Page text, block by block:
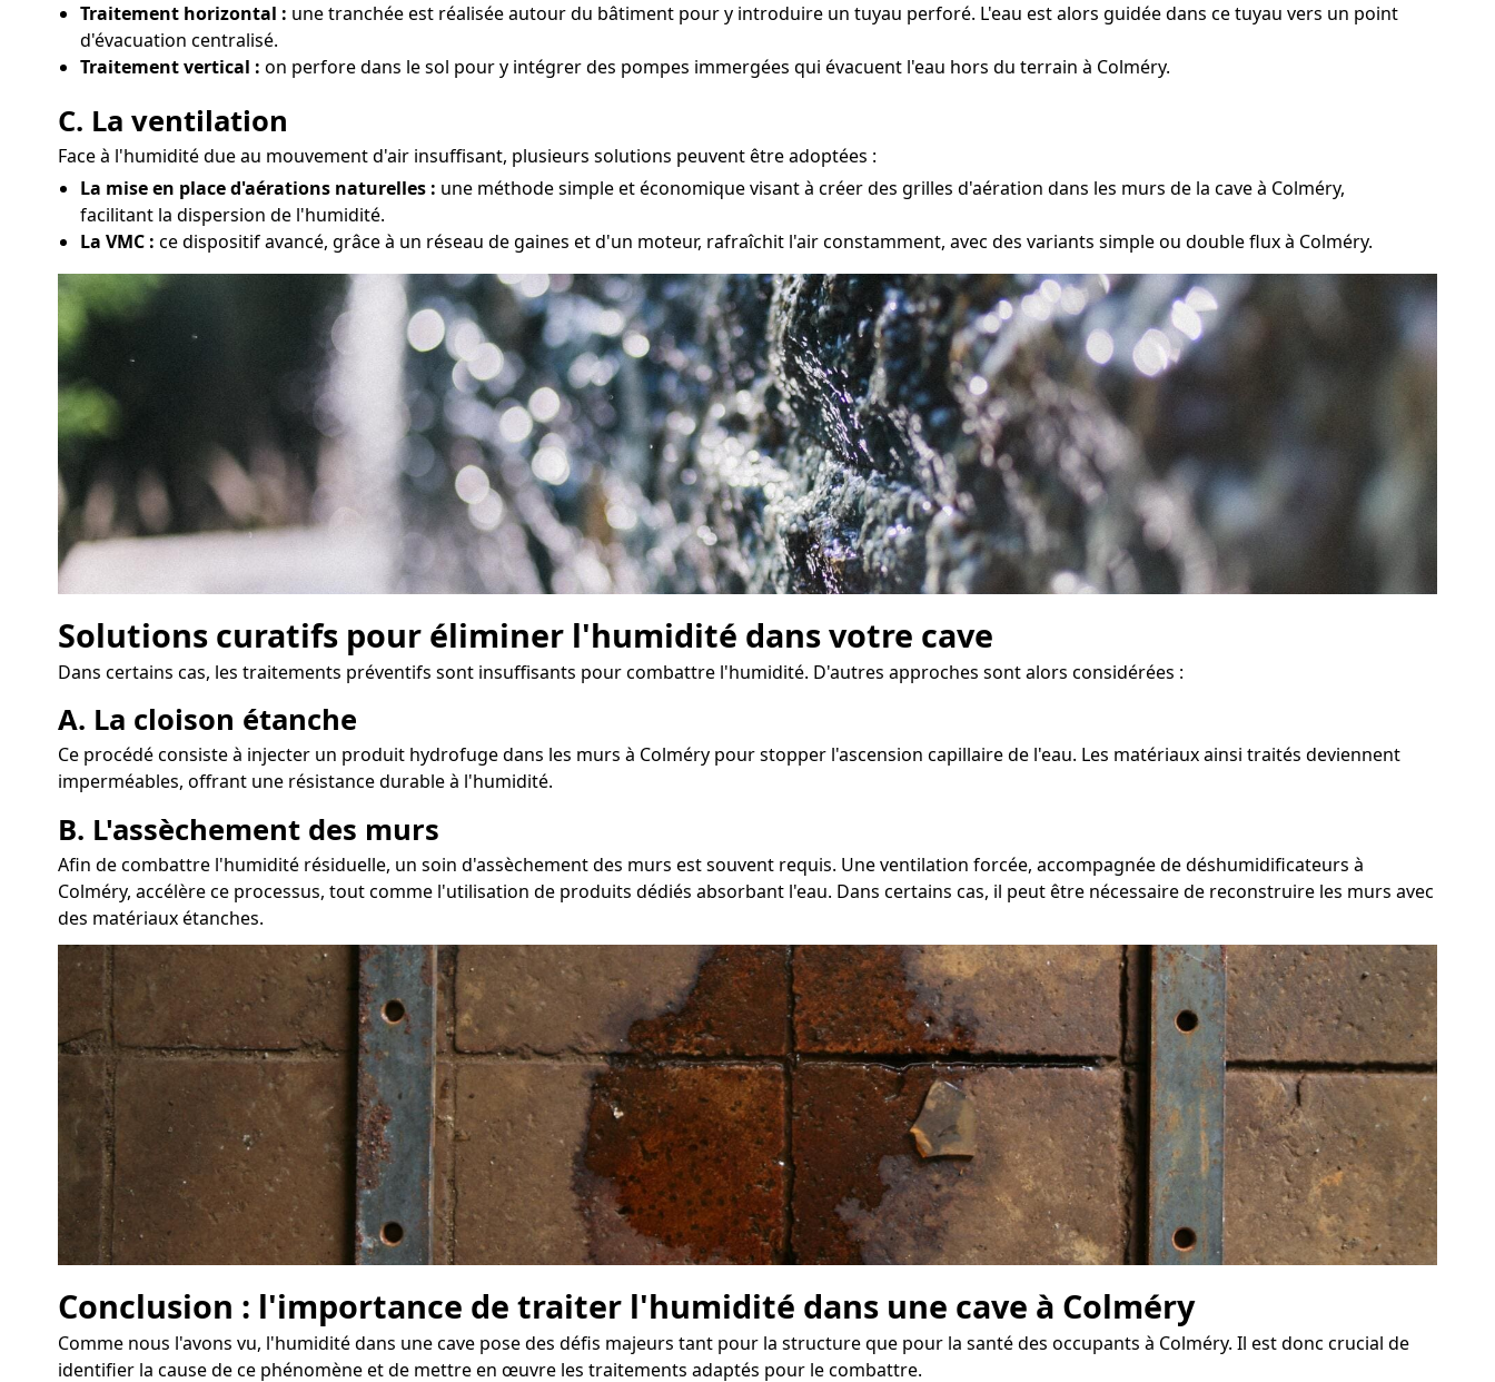
Traitement horizontal : une tranchée est réalisée autour du bâtiment pour y introduire un tuyau perforé. L'eau est alors guidée dans ce tuyau vers un point
d'évacuation centralisé.
Traitement vertical : on perfore dans le sol pour y intégrer des pompes immergées qui évacuent l'eau hors du terrain à Colméry.
C. La ventilation
Face à l'humidité due au mouvement d'air insuffisant, plusieurs solutions peuvent être adoptées :
La mise en place d'aérations naturelles : une méthode simple et économique visant à créer des grilles d'aération dans les murs de la cave à Colméry,
facilitant la dispersion de l'humidité.
La VMC : ce dispositif avancé, grâce à un réseau de gaines et d'un moteur, rafraîchit l'air constamment, avec des variants simple ou double flux à Colméry.
Solutions curatifs pour éliminer l'humidité dans votre cave
Dans certains cas, les traitements préventifs sont insuffisants pour combattre l'humidité. D'autres approches sont alors considérées :
A. La cloison étanche
Ce procédé consiste à injecter un produit hydrofuge dans les murs à Colméry pour stopper l'ascension capillaire de l'eau. Les matériaux ainsi traités deviennent
imperméables, offrant une résistance durable à l'humidité.
B. L'assèchement des murs
Afin de combattre l'humidité résiduelle, un soin d'assèchement des murs est souvent requis. Une ventilation forcée, accompagnée de déshumidificateurs à
Colméry, accélère ce processus, tout comme l'utilisation de produits dédiés absorbant l'eau. Dans certains cas, il peut être nécessaire de reconstruire les murs avec
des matériaux étanches.
Conclusion : l'importance de traiter l'humidité dans une cave à Colméry
Comme nous l'avons vu, l'humidité dans une cave pose des défis majeurs tant pour la structure que pour la santé des occupants à Colméry. Il est donc crucial de
identifier la cause de ce phénomène et de mettre en œuvre les traitements adaptés pour le combattre.